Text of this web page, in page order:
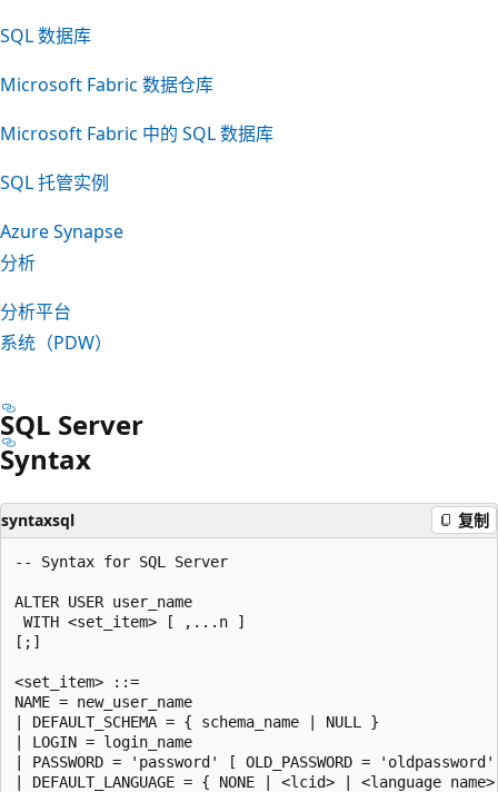
SQL 数据库
Microsoft Fabric 数据仓库
Microsoft Fabric 中的 SQL 数据库
SQL 托管实例
Azure Synapse
分析
分析平台
系统（PDW）
SQL Server
Syntax
syntaxsql 复制
-- Syntax for SQL Server
ALTER USER user_name
WITH <set_item> [ ,...n ]
[;]
<set_item> ::=
NAME = new_user_name
| DEFAULT_SCHEMA = { schema_name | NULL }
| LOGIN = login_name
| PASSWORD = 'password' [ OLD_PASSWORD =
| DEFAULT_LANGUAGE = { NONE | <lcid> | <language